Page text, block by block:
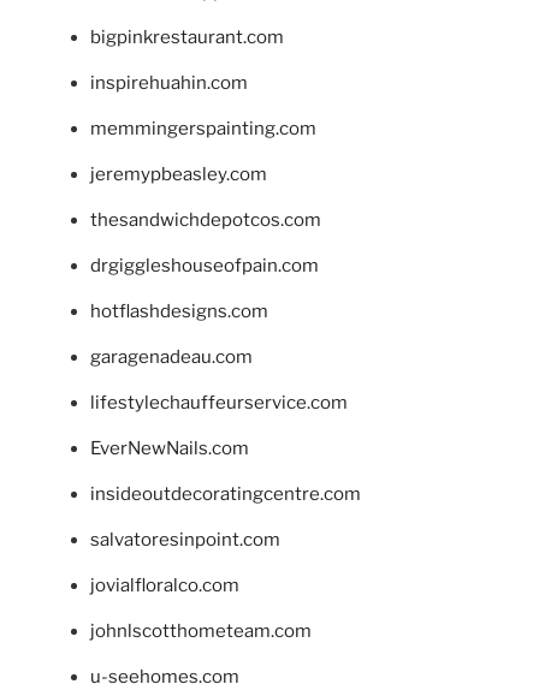
bigpinkrestaurant.com
inspirehuahin.com
memmingerspainting.com
jeremypbeasley.com
thesandwichdepotcos.com
drgiggleshouseofpain.com
hotflashdesigns.com
garagenadeau.com
lifestylechauffeurservice.com
EverNewNails.com
insideoutdecoratingcentre.com
salvatoresinpoint.com
jovialfloralco.com
johnlscotthometeam.com
u-seehomes.com